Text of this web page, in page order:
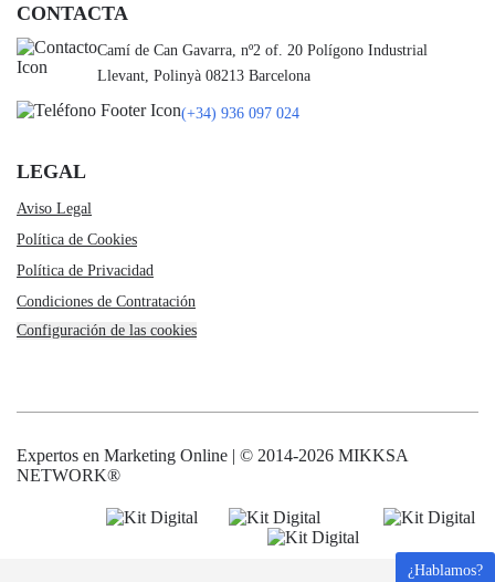
¿Hablamos?
CONTACTA
Camí de Can Gavarra, nº2 of. 20 Polígono Industrial
Llevant, Polinyà 08213 Barcelona
(+34) 936 097 024
LEGAL
Aviso Legal
Política de Cookies
Política de Privacidad
Condiciones de Contratación
Configuración de las cookies
Expertos en Marketing Online | © 2014-2026 MIKKSA
NETWORK®